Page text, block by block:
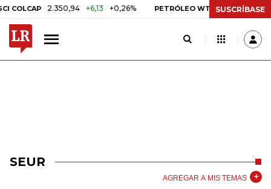
2.350,94 +6,13 +0,26% PETRÓLEO WTI US$ 78,01 US$
SUSCRÍBASE
SEUR
AGREGAR A MIS TEMAS